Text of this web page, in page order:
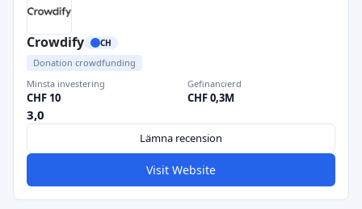
Crowdify CH
Donation crowdfunding
Minsta investering
CHF 10
Gefinancierd
CHF 0,3M
3,0
Lämna recension
Visit Website